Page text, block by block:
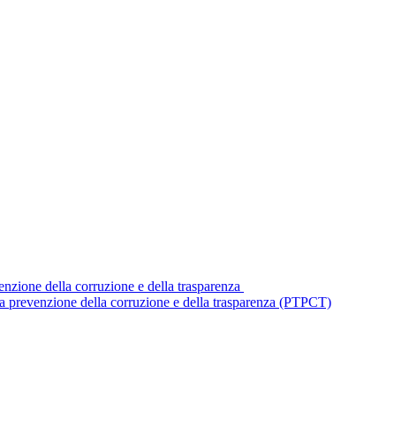
della corruzione e della trasparenza
prevenzione della corruzione e della trasparenza (PTPCT)